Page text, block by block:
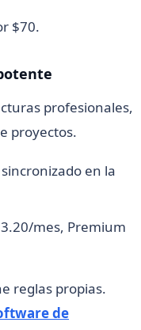
$70.
profesionales,
proyectos.
en la
mes, Premium
reglas propias.
de